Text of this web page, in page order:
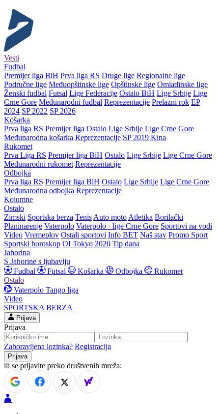
Vesti
Fudbal
Premijer liga BiH Prva liga RS Druge lige Regionalne lige
Područne lige Međuopštinske lige Opštinske lige Omladinske lige
Ženski fudbal Futsal Lige Federacije Ostalo BiH Lige Srbije Lige
Crne Gore Međunarodni fudbal Reprezentacije Prelazni rok EP
2024 SP 2022 SP 2026
Košarka
Prva liga RS Premijer liga Ostalo Lige Srbije Lige Crne Gore
Međunarodna košarka Reprezentacije SP 2019 Kina
Rukomet
Prva Liga RS Premijer liga BiH Ostalo Lige Srbije Lige Crne Gore
Međunarodni rukomet Reprezentacije
Odbojka
Prva liga RS Premijer liga BiH Ostalo Lige Srbije Lige Crne Gore
Međunarodna odbojka Reprezentacije
Kolumne
Ostalo
Zimski Sportska berza Tenis Auto moto Atletika Borilački
Planinarenje Vaterpolo Vaterpolo - lige Crne Gore Sportovi na vodi
Video Vremeplov Ostali sportovi Info BET Naš stav Promo Sport
Sportski horoskop OI Tokyo 2020 Tip dana
Jahorina
S Jahorine s ljubavlju
Fudbal
Futsal Košarka Odbojka
Rukomet
Ostalo
Vaterpolo Tango liga
Video
SPORTSKA BERZA
Prijava
Prijava
Zaboravljena lozinka? Registracija
ili se prijavite preko društvenih mreža: